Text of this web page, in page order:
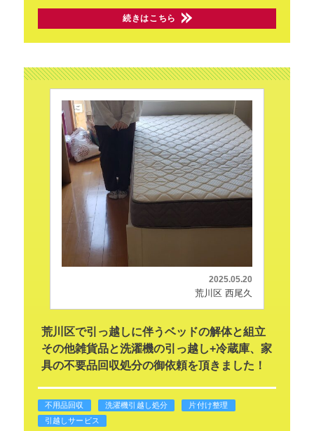
続きはこちら
2025.05.20
荒川区 西尾久
荒川区で引っ越しに伴うベッドの解体と組立
その他雑貨品と洗濯機の引っ越し+冷蔵庫、家
具の不要品回収処分の御依頼を頂きました！
不用品回収 洗濯機引越し処分
片付け整理
引越しサービス